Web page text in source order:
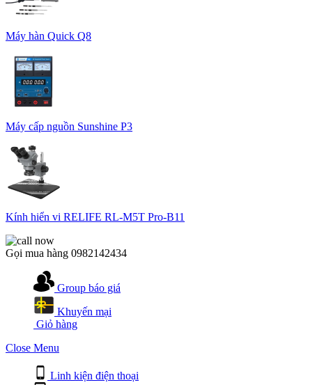
Máy hàn Quick Q8
Máy cấp nguồn Sunshine P3
Kính hiển vi RELIFE RL-M5T Pro-B11
Gọi mua hàng 0982142434
Group báo giá
Khuyến mại
Giỏ hàng
Close Menu
Linh kiện điện thoại